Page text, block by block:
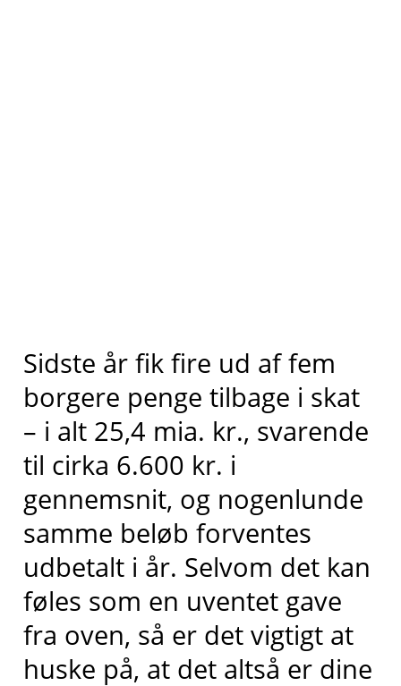
Sidste år fik fire ud af fem
borgere penge tilbage i skat
– i alt 25,4 mia. kr., svarende
til cirka 6.600 kr. i
gennemsnit, og nogenlunde
samme beløb forventes
udbetalt i år. Selvom det kan
føles som en uventet gave
fra oven, så er det vigtigt at
huske på, at det altså er dine